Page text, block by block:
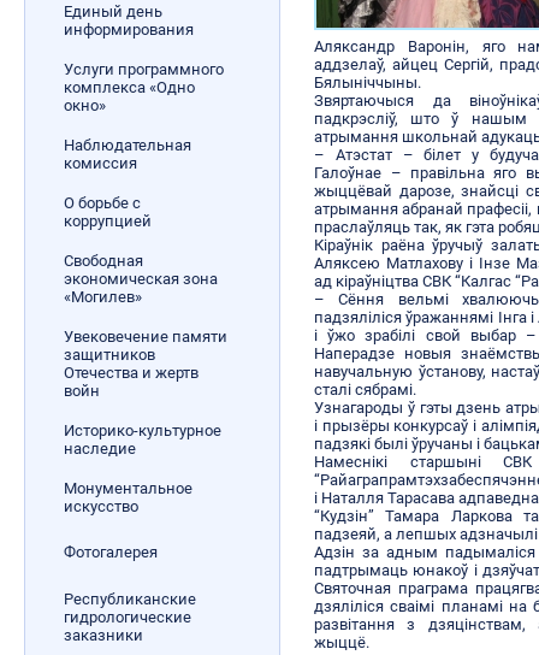
Единый день
информирования
Услуги программного
комплекса «Одно
окно»
Наблюдательная
комиссия
О борьбе с
коррупцией
Свободная
экономическая зона
«Могилев»
Увековечение памяти
защитников
Отечества и жертв
войн
Историко-культурное
наследие
Монументальное
искусство
Фотогалерея
Республиканские
гидрологические
заказники
Аляксандр Варонін, яго
аддзелаў, айцец Сергій,
Бялыніччыны.
Звяртаючыся да
падкрэсліў, што ў нашым
атрымання школьнай
– Атэстат – білет у
Галоўнае – правільна яго
жыццёвай дарозе, знайсці
атрымання абранай прафесіі,
праслаўляць так, як гэта
Кіраўнік раёна ўручыў
Аляксею Матлахову і Інзе
ад кіраўніцтва СВК “Калгас
– Сёння вельмі
падзяліліся ўражаннямі
і ўжо зрабілі свой выбар
Наперадзе новыя
навучальную ўстанову,
сталі сябрамі.
Узнагароды ў гэты дзень
і прызёры конкурсаў і
падзякі былі ўручаны і
Намеснікі старшыні
і Наталля Тарасава
“Кудзін” Тамара Ларкова
падзеяй, а лепшых адзначылі
Адзін за адным падымаліся
падтрымаць юнакоў і
Святочная праграма
дзяліліся сваімі планамі
развітання з
жыццё.